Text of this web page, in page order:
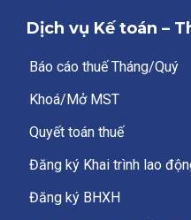
Dịch vụ Kế toán –
Báo cáo thuế Tháng/Quý
Khoá/Mở MST
Quyết toán thuế
Đăng ký Khai trình lao
Đăng ký BHXH